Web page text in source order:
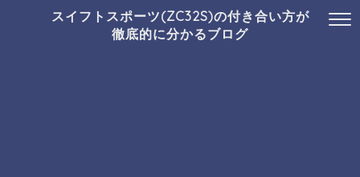
スイフトスポーツ(ZC32S)の付き合い方が
徹底的に分かるブログ